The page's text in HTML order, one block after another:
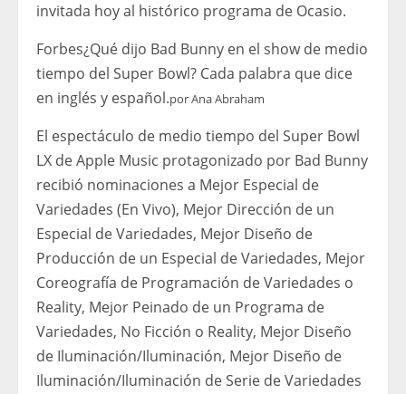
invitada hoy al histórico programa de Ocasio.
Forbes¿Qué dijo Bad Bunny en el show de medio
tiempo del Super Bowl? Cada palabra que dice
en inglés y español.porAna Abraham
El espectáculo de medio tiempo del Super Bowl
LX de Apple Music protagonizado por Bad Bunny
recibió nominaciones a Mejor Especial de
Variedades (En Vivo), Mejor Dirección de un
Especial de Variedades, Mejor Diseño de
Producción de un Especial de Variedades, Mejor
Coreografía de Programación de Variedades o
Reality, Mejor Peinado de un Programa de
Variedades, No Ficción o Reality, Mejor Diseño
de Iluminación/Iluminación, Mejor Diseño de
Iluminación/Iluminación de Serie de Variedades